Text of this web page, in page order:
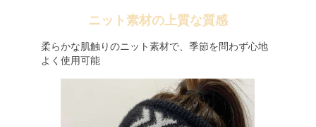
ニット素材の上質な質感
柔らかな肌触りのニット素材で、季節を問わず心地
よく使用可能